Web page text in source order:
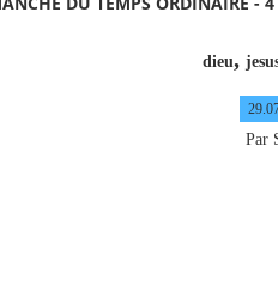
dieu,
Par